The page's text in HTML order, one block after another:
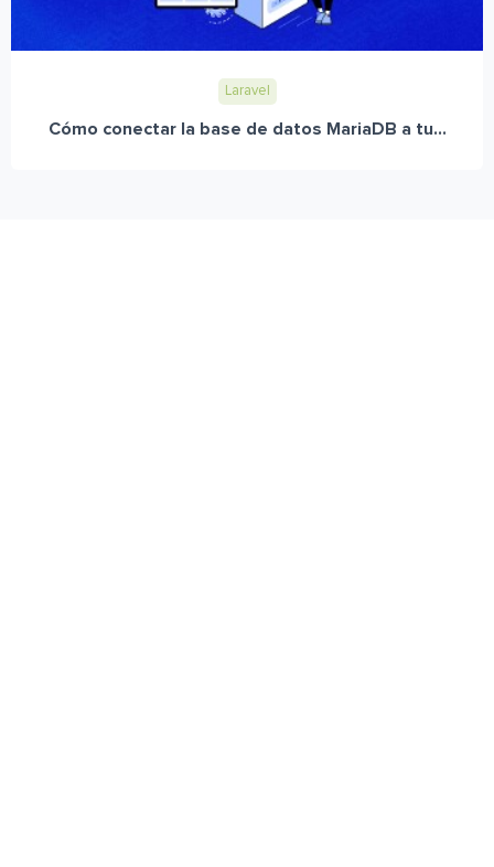
Laravel
Cómo conectar la base de datos MariaDB a tu...